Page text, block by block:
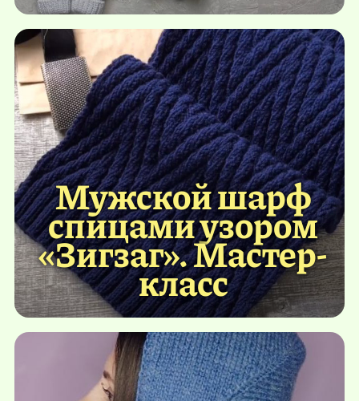
Мужской шарф
спицами узором
«Зигзаг». Мастер-
класс